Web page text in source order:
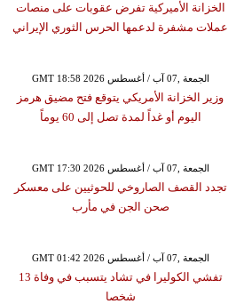
الخزانة الأميركية تفرض عقوبات على منصات
عملات مشفرة لدعمها الحرس الثوري الإيراني
GMT 18:58 2026 الجمعة ,07 آب / أغسطس
وزير الخزانة الأمريكي يتوقع فتح مضيق هرمز
اليوم أو غداً لمدة تصل إلى 60 يوماً
GMT 17:30 2026 الجمعة ,07 آب / أغسطس
تجدد القصف الصاروخي للحوثيين على معسكر
صحن الجن في مأرب
GMT 01:42 2026 الجمعة ,07 آب / أغسطس
تفشي الكوليرا في تشاد يتسبب في وفاة 13
شخصا